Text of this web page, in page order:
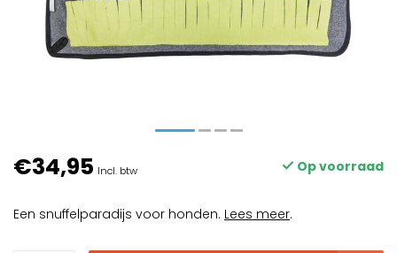
€34,95 Incl. btw Op voorraad
Een snuffelparadijs voor honden. Lees meer.